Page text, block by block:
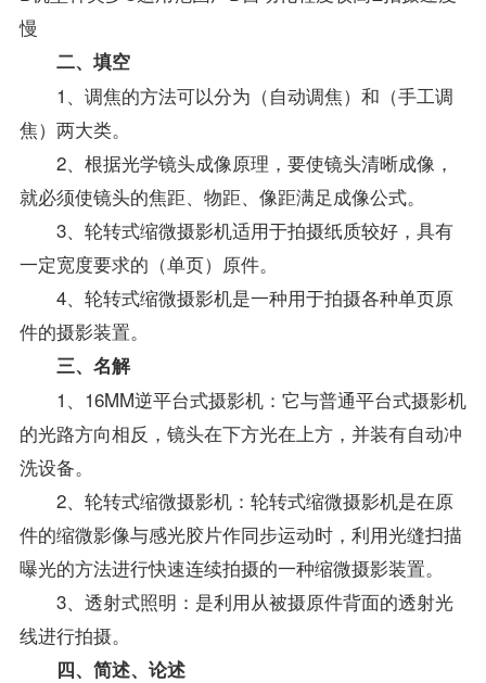
慢
二、填空
1、调焦的方法可以分为（自动调焦）和（手工调
焦）两大类。
2、根据光学镜头成像原理，要使镜头清晰成像，
就必须使镜头的焦距、物距、像距满足成像公式。
3、轮转式缩微摄影机适用于拍摄纸质较好，具有
一定宽度要求的（单页）原件。
4、轮转式缩微摄影机是一种用于拍摄各种单页原
件的摄影装置。
三、名解
1、16MM逆平台式摄影机：它与普通平台式摄影机
的光路方向相反，镜头在下方光在上方，并装有自动冲
洗设备。
2、轮转式缩微摄影机：轮转式缩微摄影机是在原
件的缩微影像与感光胶片作同步运动时，利用光缝扫描
曝光的方法进行快速连续拍摄的一种缩微摄影装置。
3、透射式照明：是利用从被摄原件背面的透射光
线进行拍摄。
四、简述、论述